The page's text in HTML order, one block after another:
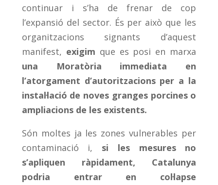
continuar i s’ha de frenar de cop
l’expansió del sector. És per això que les
organitzacions signants d’aquest
manifest, exigim que es posi en marxa
una Moratòria immediata en
l’atorgament d’autoritzacions per a la
instal·lació de noves granges porcines o
ampliacions de les existents.
Són moltes ja les zones vulnerables per
contaminació i, si les mesures no
s’apliquen ràpidament, Catalunya
podria entrar en col·lapse